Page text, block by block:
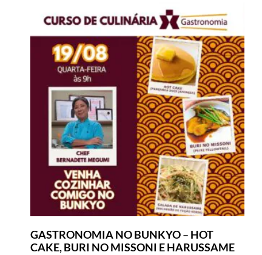
GASTRONOMIA NO BUNKYO – HOT
CAKE, BURI NO MISSONI E HARUSSAME